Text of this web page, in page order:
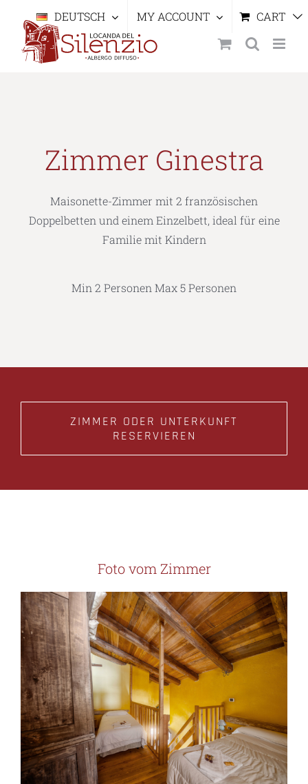
content
DEUTSCH MY ACCOUNT CART
Zimmer Ginestra
Maisonette-Zimmer mit 2 französischen
Doppelbetten und einem Einzelbett, ideal für eine
Familie mit Kindern
Min 2 Personen Max 5 Personen
ZIMMER ODER UNTERKUNFT
RESERVIEREN
Foto vom Zimmer